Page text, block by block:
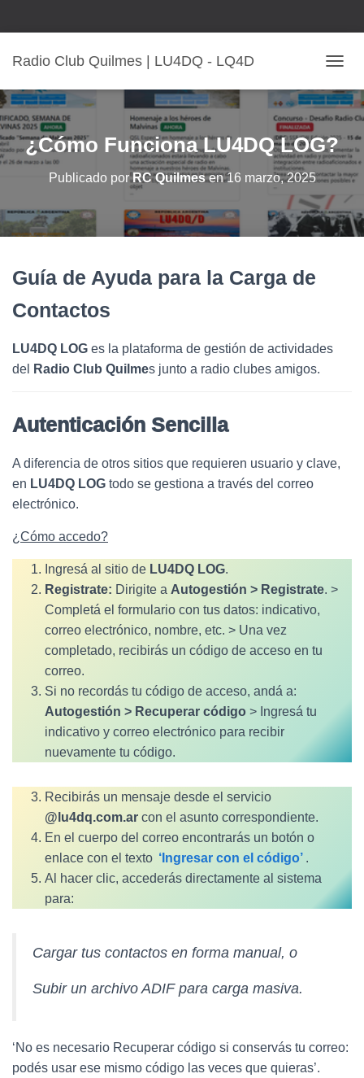
Radio Club Quilmes | LU4DQ - LQ4D
A
M
B
I
A
R
M
O
D
O
¿Cómo Funciona LU4DQ LOG?
Publicado porRC Quilmesen16 marzo, 2025
Guía de Ayuda para la Carga de
Contactos
LU4DQ LOG es la plataforma de gestión de actividades
del
Radio Club Quilmes junto a radio clubes amigos.
Autenticación Sencilla
A diferencia de otros sitios que requieren usuario y clave,
en LU4DQ LOG todo se gestiona a través del correo
electrónico.
¿Cómo accedo?
Ingresá al sitio de LU4DQ LOG.
Registrate: Dirigite a Autogestión > Registrate. >
Completá el formulario con tus datos: indicativo,
correo electrónico, nombre, etc. > Una vez
completado, recibirás un código de acceso en tu
correo.
Si no recordás tu código de acceso, andá a:
Autogestión > Recuperar código > Ingresá tu
indicativo y correo electrónico para recibir
nuevamente tu código.
Recibirás un mensaje desde el servicio
@lu4dq.com.ar con el asunto correspondiente.
En el cuerpo del correo encontrarás un botón o
enlace con el texto ‘Ingresar con el código’ .
Al hacer clic, accederás directamente al sistema
para:
Cargar tus contactos en forma manual, o
Subir un archivo ADIF para carga masiva.
‘No es necesario Recuperar código si conservás tu correo:
podés usar ese mismo código las veces que quieras’.